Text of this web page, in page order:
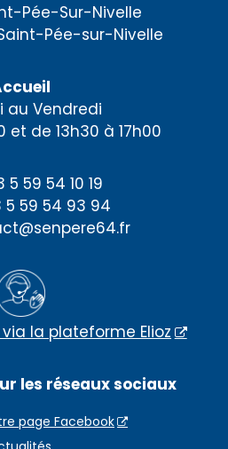
Pée-Sur-Nivelle
Pée-sur-Nivelle
au Vendredi
et de 13h30 à 17h00
5 59 54 10 19
5 59 54 93 94
la plateforme Elioz
les réseaux sociaux
page Facebook